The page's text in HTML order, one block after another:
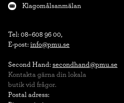
Klagomålsanmälan
Tel: 08–608 96 00,
E-post: info@pmu.se
Second Hand: secondhand@pmu.se
Kontakta gärna din lokala
butik vid frågor.
Postal adress: